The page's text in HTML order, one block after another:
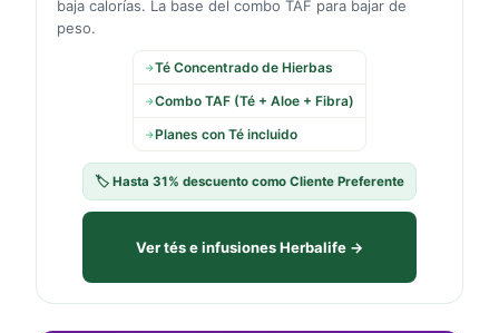
baja calorías. La base del combo TAF para bajar de
peso.
→Té Concentrado de Hierbas
→Combo TAF (Té + Aloe + Fibra)
→Planes con Té incluido
🏷️ Hasta 31% descuento como Cliente Preferente
Ver tés e infusiones Herbalife →